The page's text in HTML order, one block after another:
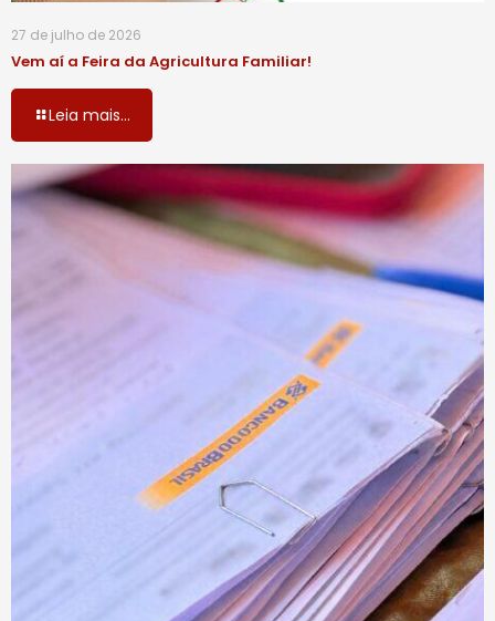
27 de julho de 2026
Vem aí a Feira da Agricultura Familiar!
Leia mais...